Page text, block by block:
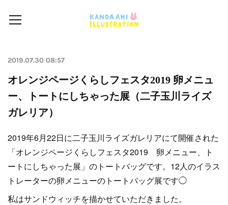
2019.07.30 08:57
オレンジページくらしフェスタ2019 卵メニュ
ー、トートにしちゃった展（二子玉川ライズ
ガレリア）
2019年6月22日に二子玉川ライズガレリアにて開催された
「オレンジページくらしフェスタ2019 卵メニュー、ト
ートにしちゃった展」のトートバッグです。12人のイラス
トレーターの卵メニューのトートバッグ展です◯
私はサンドウィッチを描かせていただきました。